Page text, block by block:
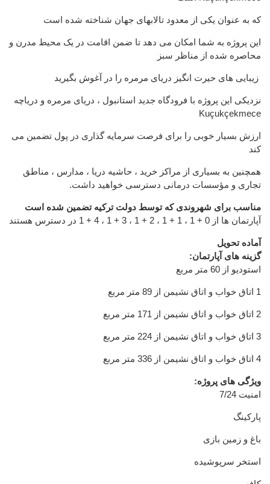
که به عنوان یکی از معدود تالابهای جهان شناخته شده است
این پروژه به شما امکان می دهد تا ضمن اقامت در یک محیط مدرن و
محاصره شده از مناظر سبز
زیبایی های حیرت انگیز دریای مرمره را در آغوش بگیرید
نزدیکی این پروژه با فرودگاه جدید استانبول ، دریای مرمره و دریاچه
Kuçukçekmece
ارزش بسیار خوبی را برای فرصت سرمایه گذاری در پول تضمین می
کند
همچنین به بسیاری از مراکز خرید ، حاشیه دریا ، مدارس ، مناطق
تجاری و مؤسسات درمانی دسترسی خواهید داشت.
مناسب برای شهروندی که توسط دولت ترکیه تضمین شده است
آپارتمان ها از 0 + 1 ، 1 + 1 ، 2 + 1 ، 3 + 1 ، 4 + 1 در دسترس هستند
آماده تحویل
گزینه های آپارتمان:
استودیو از 60 متر مربع
1 اتاق خواب و اتاق نشیمن از 89 متر مربع
2 اتاق خواب و اتاق نشیمن از 171 متر مربع
3 اتاق خواب و اتاق نشیمن از 224 متر مربع
4 اتاق خواب و اتاق نشیمن از 336 متر مربع
ویژگی های پروژه:
امنیت 7/24
پارکینگ
باغ و زمین بازی
استخر سرپوشیده